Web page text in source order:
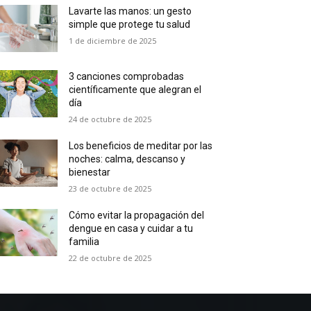
Lavarte las manos: un gesto
simple que protege tu salud
1 de diciembre de 2025
3 canciones comprobadas
científicamente que alegran el
día
24 de octubre de 2025
Los beneficios de meditar por las
noches: calma, descanso y
bienestar
23 de octubre de 2025
Cómo evitar la propagación del
dengue en casa y cuidar a tu
familia
22 de octubre de 2025